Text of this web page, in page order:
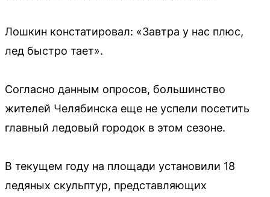
Лошкин констатировал: «Завтра у нас плюс,
лед быстро тает».
Согласно данным опросов, большинство
жителей Челябинска еще не успели посетить
главный ледовый городок в этом сезоне.
В текущем году на площади установили 18
ледяных скульптур, представляющих